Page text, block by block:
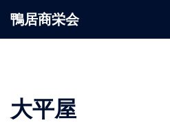
鴨居商栄会
大平屋